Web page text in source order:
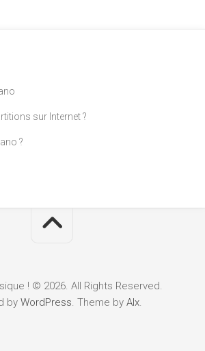
sur Internet ?
?
! © 2026. All Rights Reserved.
by WordPress. Theme by Alx.